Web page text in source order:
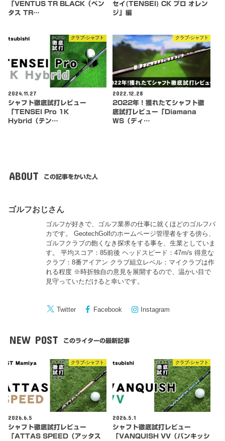
「VENTUS TR BLACK（ベン
タス TR…
セイ(TENSEI) CK プロ オレン
ジ」編
クラブ-シャフト
2024.11.27
シャフト徹底試打レビュー
「TENSEI Pro 1K
Hybrid（テン…
クラブ-シャフト
2022.12.28
2022年！獲れたてシャフト徹
底試打レビュー「Diamana
WS（ディ…
ABOUT この記事をかいた人
ゴルフおじさん
ゴルフが好きで、ゴルフ業界の仕事に就くほどのゴルフバ
カです。 GeotechGolfのホームページ管理者をする傍ら、
ゴルフクラブの飽くなき探求をする事を、生業としていま
す。 平均スコア：85前後 ヘッドスピード：47m/s 得意な
クラブ：8番アイアン クラブ組立レベル：マイクラブは作
れる程度 ※時折独自の意見を展開するので、温かい目で
見守っていただけると幸いです。
Twitter Facebook Instagram
NEW POST このライターの最新記事
クラブ-シャフト
2026.6.5
シャフト徹底試打レビュー
「ATTAS SPEED（アッタス
クラブ-シャフト
2026.5.1
シャフト徹底試打レビュー
「VANQUISH VV（バンキッシ